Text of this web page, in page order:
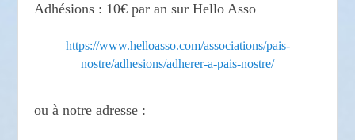
Adhésions : 10€ par an sur Hello Asso
https://www.helloasso.com/associations/pais-
nostre/adhesions/adherer-a-pais-nostre/
ou à notre adresse :